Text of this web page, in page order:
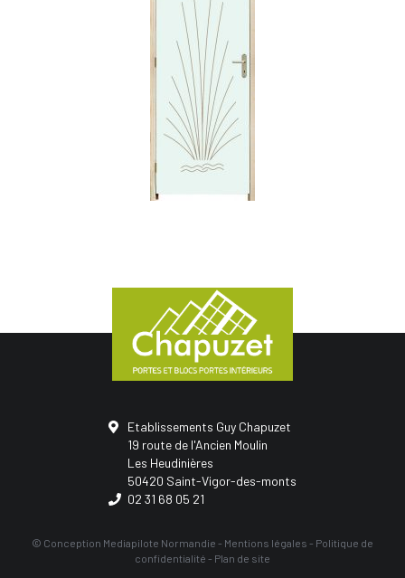
Etablissements Guy Chapuzet
19 route de l'Ancien Moulin
Les Heudinières
50420 Saint-Vigor-des-monts
02 31 68 05 21
© Conception Mediapilote Normandie - Mentions légales - Politique de
confidentialité - Plan de site